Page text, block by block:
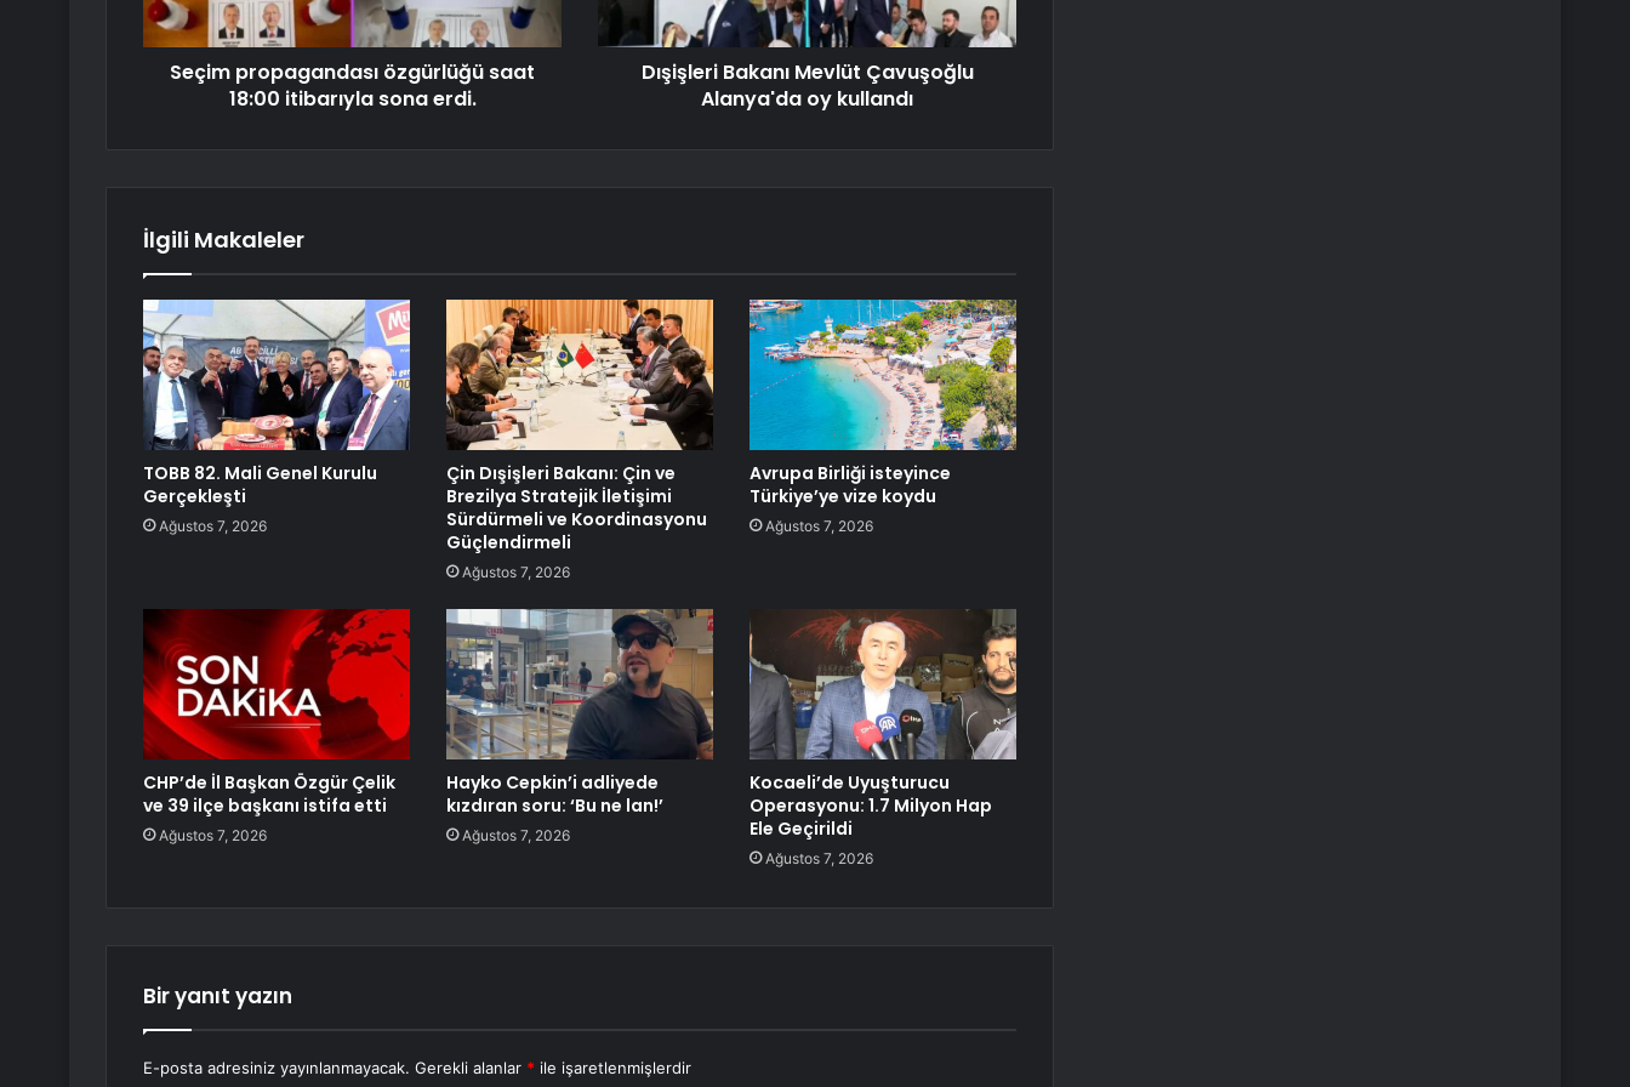
Seçim propagandası özgürlüğü saat
18:00 itibarıyla sona erdi.
Dışişleri Bakanı Mevlüt Çavuşoğlu
Alanya'da oy kullandı
İlgili Makaleler
TOBB 82. Mali Genel Kurulu
Gerçekleşti
Ağustos 7, 2026
Çin Dışişleri Bakanı: Çin ve
Brezilya Stratejik İletişimi
Sürdürmeli ve Koordinasyonu
Güçlendirmeli
Ağustos 7, 2026
Avrupa Birliği isteyince
Türkiye’ye vize koydu
Ağustos 7, 2026
CHP’de İl Başkan Özgür Çelik
ve 39 ilçe başkanı istifa etti
Ağustos 7, 2026
Hayko Cepkin’i adliyede
kızdıran soru: ‘Bu ne lan!’
Ağustos 7, 2026
Kocaeli’de Uyuşturucu
Operasyonu: 1.7 Milyon Hap
Ele Geçirildi
Ağustos 7, 2026
Bir yanıt yazın
E-posta adresiniz yayınlanmayacak. Gerekli alanlar * ile işaretlenmişlerdir